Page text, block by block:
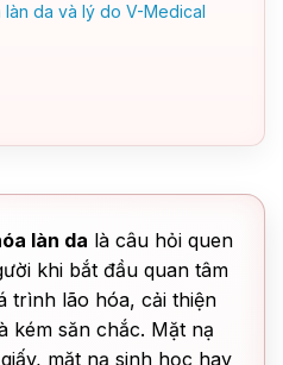
da và lý do V-Medical
làn da là câu hỏi quen
khi bắt đầu quan tâm
trình lão hóa, cải thiện
kém săn chắc. Mặt nạ
mặt nạ sinh học hay